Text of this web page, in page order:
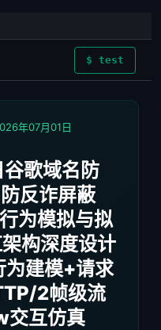
$ test
年07月01日
歌域名防
反诈屏蔽
为模拟与拟
构深度设计
建模+请求
2帧级流
交互仿真